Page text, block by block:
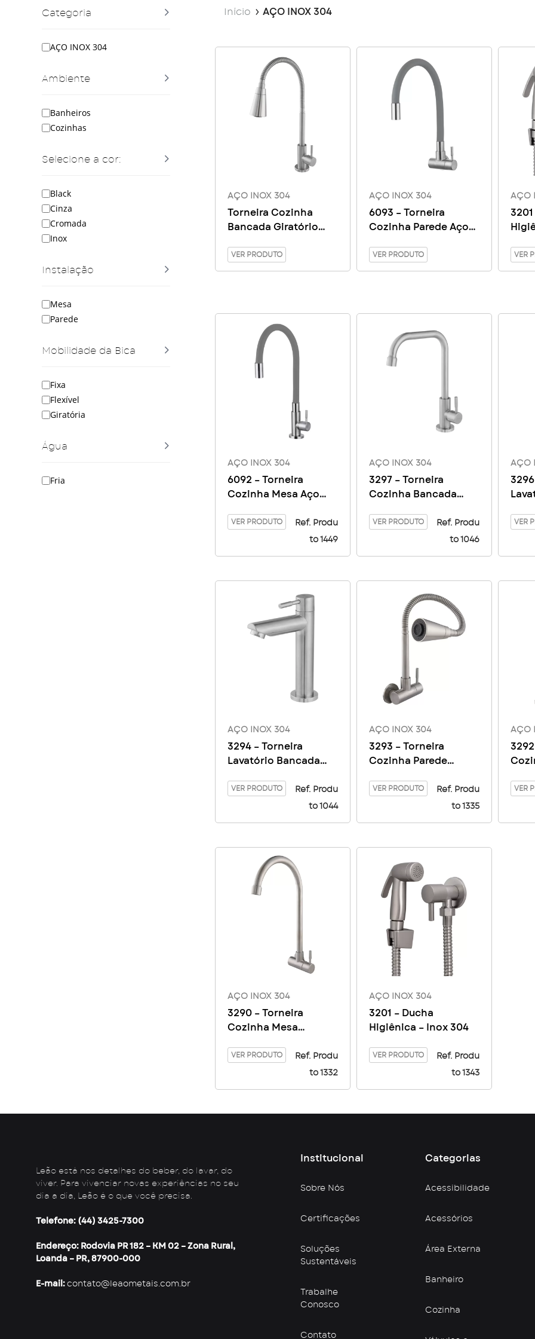
Início AÇO INOX 304
AÇO INOX 304
Torneira Cozinha
Bancada Giratório
VER PRODUTO
AÇO INOX 304
6093 – Torneira
Cozinha Parede Aço
VER PRODUTO
AÇO
VER
AÇO INOX 304
6092 – Torneira
Cozinha Mesa Aço
VER PRODUTO
Ref. Produ
to 1449
AÇO INOX 304
3297 – Torneira
Cozinha Bancada
304
VER PRODUTO
Ref. Produ
to 1046
AÇO
304
VER
AÇO INOX 304
3294 – Torneira
Lavatório Bancada
VER PRODUTO
Ref. Produ
to 1044
AÇO INOX 304
3293 – Torneira
Cozinha Parede
304
VER PRODUTO
Ref. Produ
to 1335
AÇO
VER
AÇO INOX 304
3290 – Torneira
Cozinha Mesa
VER PRODUTO
Ref. Produ
to 1332
AÇO INOX 304
3201 – Ducha
Higiênica – Inox 304
VER PRODUTO
Ref. Produ
to 1343
Categoria
AÇO INOX 304
Selecione a cor:
Black
Cinza
Cromada
Inox
Ambiente
Banheiros
Cozinhas
Mobilidade da Bica
Fixa
Flexível
Giratória
Água
Fria
Instalação
Mesa
Parede
Leão está nos detalhes do beber, do lavar, do
viver. Para vivenciar novas experiências no seu
dia a dia, Leão é o que você precisa.
Telefone: (44) 3425-7300
Endereço: Rodovia PR 182 – KM 02 – Zona Rural,
Loanda – PR, 87900-000
E-mail: contato@leaometais.com.br
Institucional
Sobre Nós
Certificações
Soluções
Sustentáveis
Trabalhe
Conosco
Contato
Categorias
Acessibilidade
Acessórios
Área Externa
Banheiro
Cozinha